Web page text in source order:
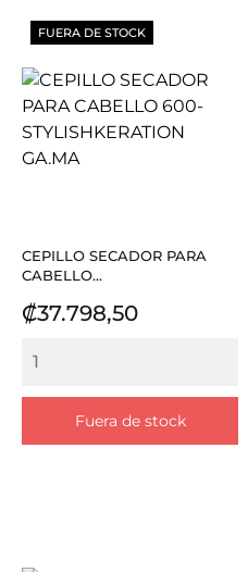
CEPILLO SECADOR PARA
CABELLO...
Precio
₡37.798,50
Fuera de stock
FUERA DE STOCK